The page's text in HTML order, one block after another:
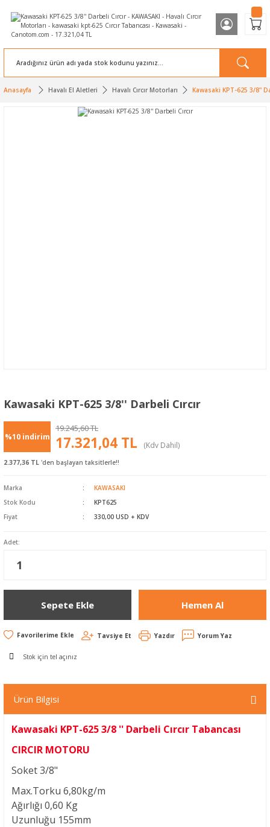
Anasayfa Havalı El Aletleri Havalı Cırcır Motorları Kawasaki KPT-625 3/8''
Kawasaki KPT-625 3/8'' Darbeli Cırcır
%10 indirim
19.245,60 TL
17.321,04 TL (Kdv Dahil)
2.377,36 TL 'den başlayan taksitlerle!!
Marka
KAWASAKI
Stok Kodu
KPT625
Fiyat
330,00 USD + KDV
Adet:
Sepete Ekle Hemen Al
Tavsiye Et Yazdır Yorum Yaz
Stok için tel açınız
Ürün Bilgisi
Kawasaki KPT-625 3/8 '' Darbeli Cırcır Tabancası
CIRCIR MOTORU
Soket3/8"
Max.Torku 6,80kg/m
Ağırlığı 0,60 Kg
Uzunluğu 155mm